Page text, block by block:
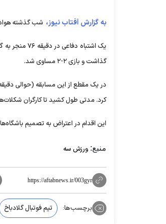
به گزارش آفتاب نیوز، شب گذشته
یک اشتباه
گذاشت و بازی ۲-۲ مساوی شد.
کرد. مدتی طول کشید تا کارگران
این اقدام در اعتراض به تصمیم باشگاه‌های آلمانی برای فروش ۱۰ درصد از حق پخش
منبع: ورزش سه
https://aftabnews.ir/003gyr
برچسب‌ها: تیم فوتبال گلادباخ